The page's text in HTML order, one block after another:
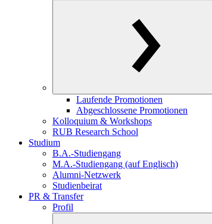
Laufende Promotionen
Abgeschlossene Promotionen
Kolloquium & Workshops
RUB Research School
Studium
B.A.-Studiengang
M.A.-Studiengang (auf Englisch)
Alumni-Netzwerk
Studienbeirat
PR & Transfer
Profil